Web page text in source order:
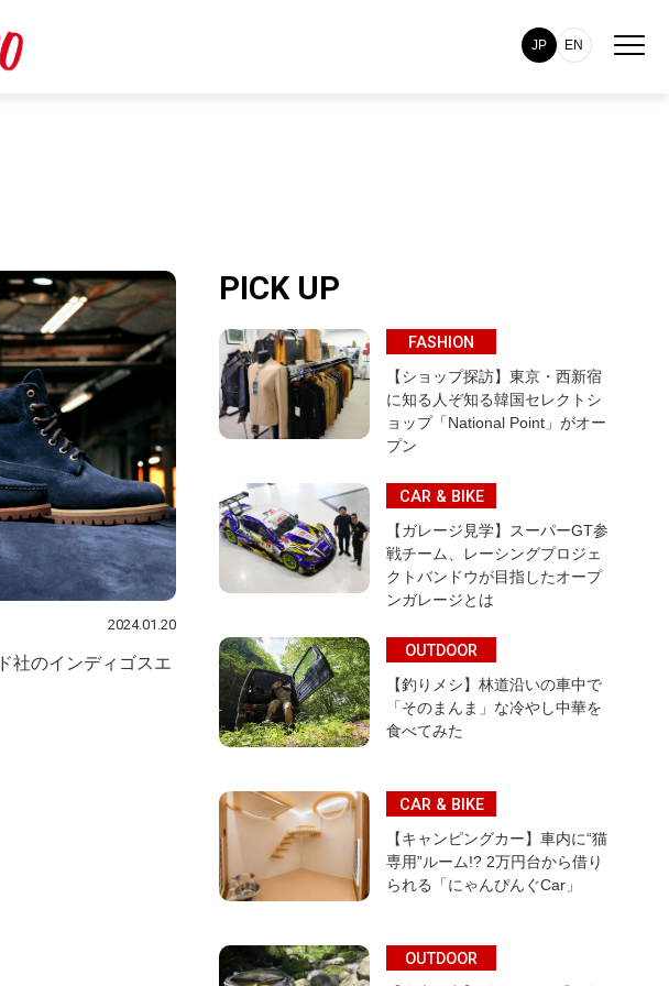
JP EN
2024.01.20
社のインディゴスエ
PICK UP
FASHION
【ショップ探訪】東京・西新宿
に知る人ぞ知る韓国セレクトシ
ョップ「National Point」がオー
プン
CAR & BIKE
【ガレージ見学】スーパーGT参
戦チーム、レーシングプロジェ
クトバンドウが目指したオープ
ンガレージとは
OUTDOOR
【釣りメシ】林道沿いの車中で
「そのまんま」な冷やし中華を
食べてみた
CAR & BIKE
【キャンピングカー】車内に“猫
専用”ルーム!? 2万円台から借り
られる「にゃんぴんぐCar」
OUTDOOR